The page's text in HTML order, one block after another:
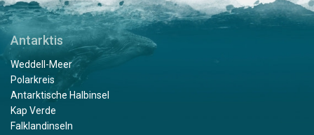
Antarktis
Weddell-Meer
Polarkreis
Antarktische Halbinsel
Kap Verde
Falklandinseln